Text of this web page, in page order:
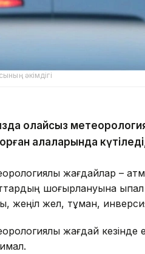
әкімдігі
қолайсыз
қалаларында
жағдайлар –
шоғырлануына ықпал
жеңіл жел, тұман,
жағдай